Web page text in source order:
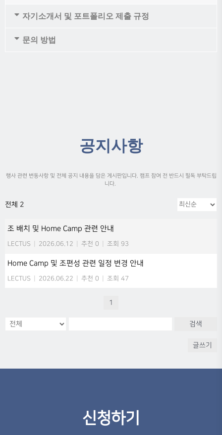
자기소개서 및 포트폴리오 제출 규정
문의 방법
공지사항
행사 관련 변동사항 및 전체 공지 내용을 담은 게시판입니다. 캠프 참여 전 반드시 필독 부탁드립
니다.
전체 2
조 배치 및 Home Camp 관련 안내
LECTUS 2026.06.12 추천 0 조회 93
Home Camp 및 조편성 관련 일정 변경 안내
LECTUS 2026.06.22 추천 0 조회 47
1
검색
글쓰기
신청하기